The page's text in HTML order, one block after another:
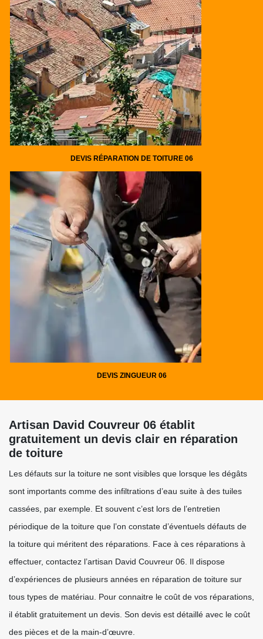
DEVIS RÉPARATION DE TOITURE 06
DEVIS ZINGUEUR 06
Artisan David Couvreur 06 établit
gratuitement un devis clair en réparation
de toiture
Les défauts sur la toiture ne sont visibles que lorsque les dégâts
sont importants comme des infiltrations d’eau suite à des tuiles
cassées, par exemple. Et souvent c’est lors de l’entretien
périodique de la toiture que l’on constate d’éventuels défauts de
la toiture qui méritent des réparations. Face à ces réparations à
effectuer, contactez l’artisan David Couvreur 06. Il dispose
d’expériences de plusieurs années en réparation de toiture sur
tous types de matériau. Pour connaitre le coût de vos réparations,
il établit gratuitement un devis. Son devis est détaillé avec le coût
des pièces et de la main-d’œuvre.